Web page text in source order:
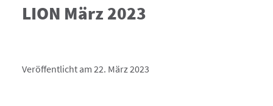
LION März 2023
Veröffentlicht am 22. März 2023